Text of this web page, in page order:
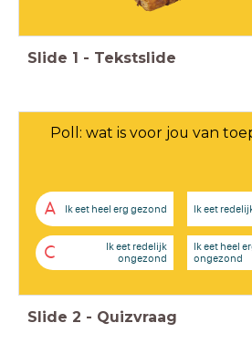
Slide 1 - Tekstslide
Poll: wat is voor jou van
A Ik eet heel erg gezond Ik eet
C
Ik eet redelijk
ongezond
Ik eet heel
ongezond
Slide 2 - Quizvraag